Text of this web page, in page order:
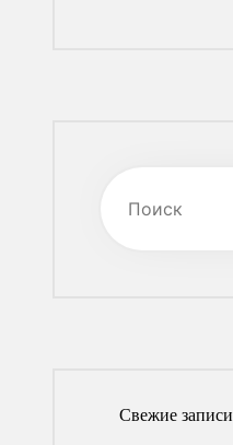
Свежие записи